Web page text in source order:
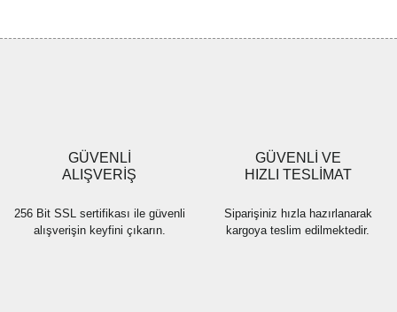
GÜVENLİ
ALIŞVERİŞ
256 Bit SSL sertifikası ile güvenli
alışverişin keyfini çıkarın.
GÜVENLİ VE
HIZLI TESLİMAT
Siparişiniz hızla hazırlanarak
kargoya teslim edilmektedir.